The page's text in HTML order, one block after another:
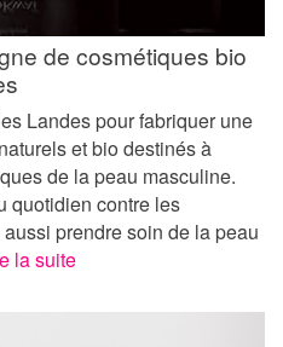
de cosmétiques bio
Landes pour fabriquer une
et bio destinés à
de la peau masculine.
quotidien contre les
prendre soin de la peau
la suite